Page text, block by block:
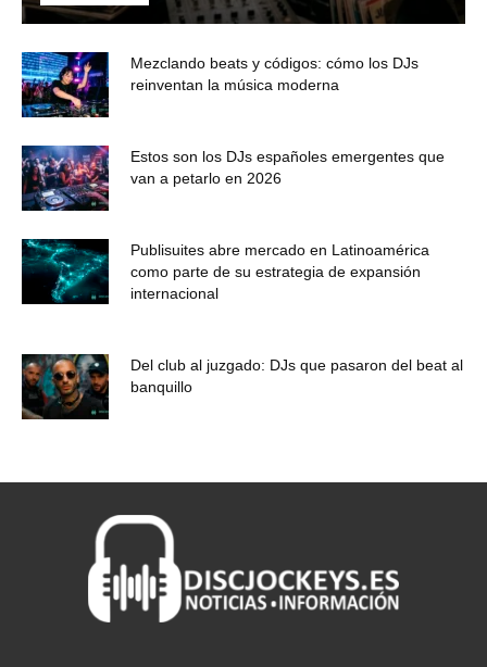
Mezclando beats y códigos: cómo los DJs
reinventan la música moderna
Estos son los DJs españoles emergentes que
van a petarlo en 2026
Publisuites abre mercado en Latinoamérica
como parte de su estrategia de expansión
internacional
Del club al juzgado: DJs que pasaron del beat al
banquillo